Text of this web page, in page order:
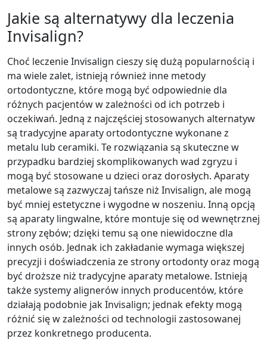
Jakie są alternatywy dla leczenia
Invisalign?
Choć leczenie Invisalign cieszy się dużą popularnością i
ma wiele zalet, istnieją również inne metody
ortodontyczne, które mogą być odpowiednie dla
różnych pacjentów w zależności od ich potrzeb i
oczekiwań. Jedną z najczęściej stosowanych alternatyw
są tradycyjne aparaty ortodontyczne wykonane z
metalu lub ceramiki. Te rozwiązania są skuteczne w
przypadku bardziej skomplikowanych wad zgryzu i
mogą być stosowane u dzieci oraz dorosłych. Aparaty
metalowe są zazwyczaj tańsze niż Invisalign, ale mogą
być mniej estetyczne i wygodne w noszeniu. Inną opcją
są aparaty lingwalne, które montuje się od wewnętrznej
strony zębów; dzięki temu są one niewidoczne dla
innych osób. Jednak ich zakładanie wymaga większej
precyzji i doświadczenia ze strony ortodonty oraz mogą
być droższe niż tradycyjne aparaty metalowe. Istnieją
także systemy alignerów innych producentów, które
działają podobnie jak Invisalign; jednak efekty mogą
różnić się w zależności od technologii zastosowanej
przez konkretnego producenta.